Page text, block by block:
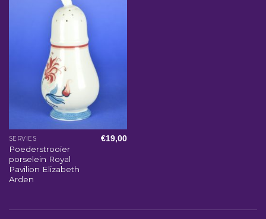
SERVIES
Poederstrooier
porselein Royal
Pavilion Elizabeth
Arden
€19,00